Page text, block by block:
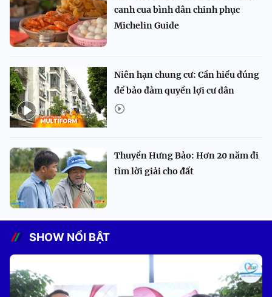
canh cua bình dân chinh phục
Michelin Guide
Niên hạn chung cư: Cần hiểu đúng
để bảo đảm quyền lợi cư dân
Thuyền Hưng Bảo: Hơn 20 năm đi
tìm lời giải cho đất
SHOW NỔI BẬT